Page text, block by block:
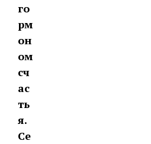
го
рм
он
ом
сч
ас
ть
я.
Се